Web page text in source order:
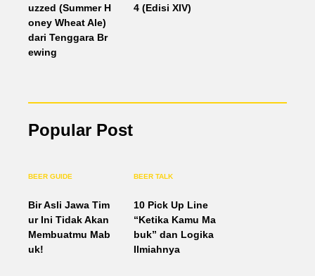
uzzed (Summer H
oney Wheat Ale)
dari Tenggara Br
ewing
4 (Edisi XIV)
Popular Post
BEER GUIDE
Bir Asli Jawa Tim
ur Ini Tidak Akan
Membuatmu Mab
uk!
BEER TALK
10 Pick Up Line
“Ketika Kamu Ma
buk” dan Logika
Ilmiahnya